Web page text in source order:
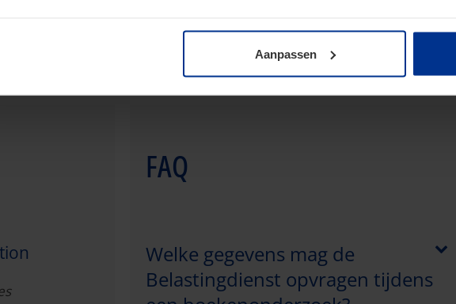
Aanpassen
fiscale correcties, naheffingen of boetes. Tijdige begeleiding helpt om
zoveel mogelijk te voorkomen.
over de meest passende aanpak.
FAQ
Welke gegevens mag de
Belastingdienst opvragen tijdens